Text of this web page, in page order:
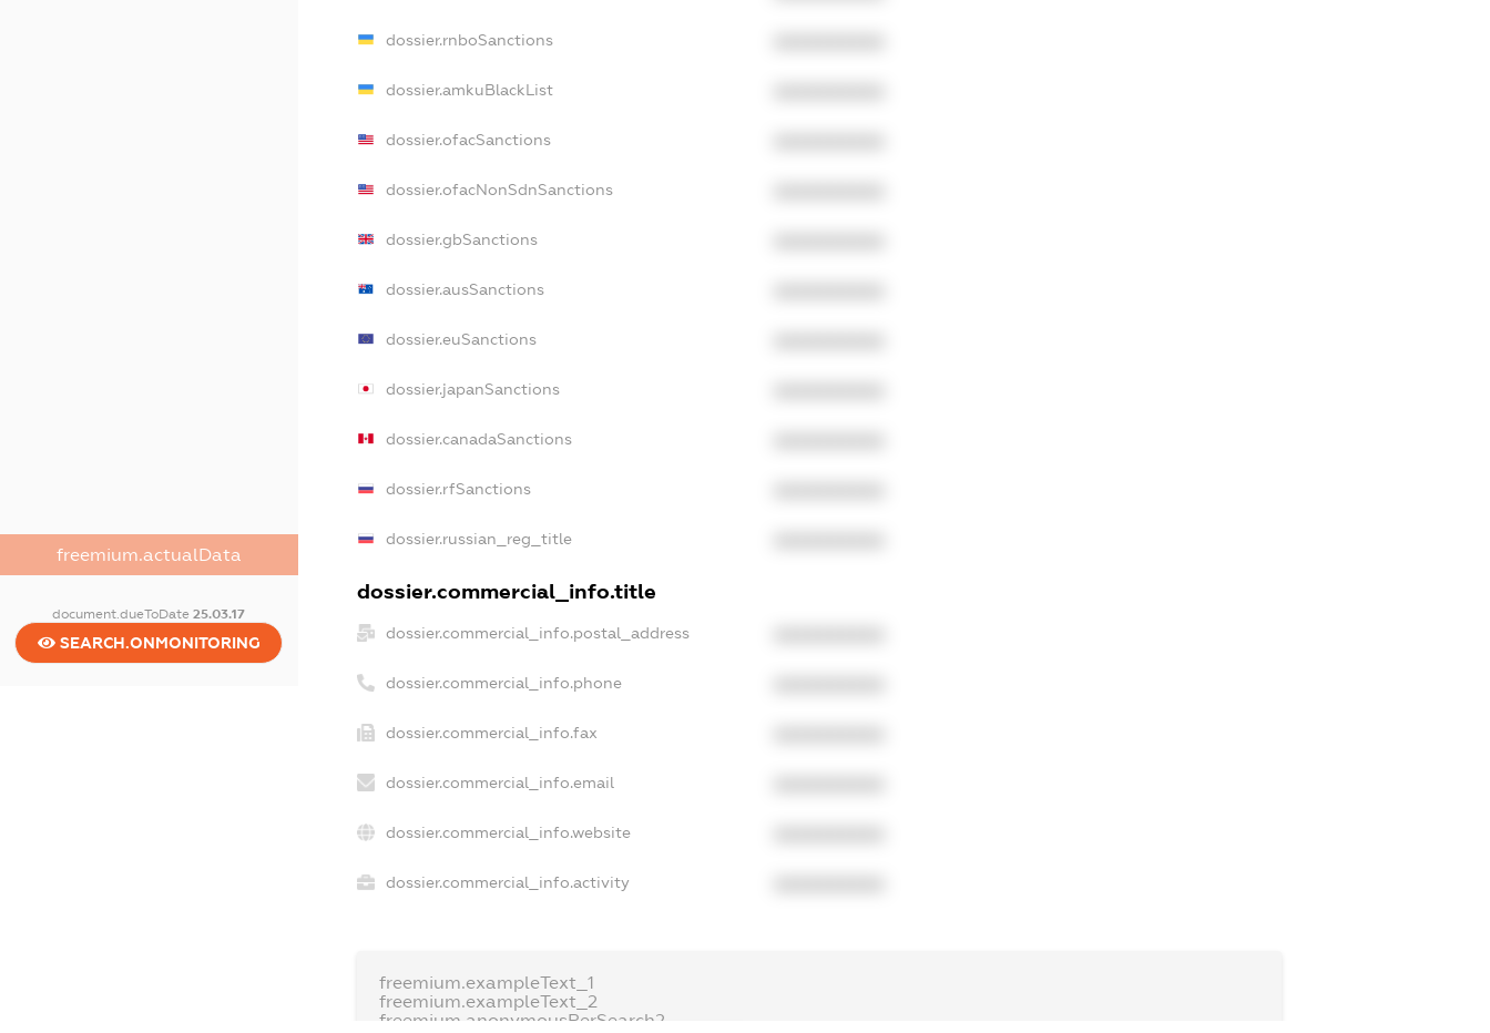
freemium.actualData
document.dueToDate25.03.17
SEARCH.ONMONITORING
dossier.rnboSanctions
dossier.amkuBlackList
dossier.ofacSanctions
dossier.ofacNonSdnSanctions
dossier.gbSanctions
dossier.ausSanctions
dossier.euSanctions
dossier.japanSanctions
dossier.canadaSanctions
dossier.rfSanctions
dossier.russian_reg_title
dossier.commercial_info.title
dossier.commercial_info.postal_address
dossier.commercial_info.phone
dossier.commercial_info.fax
dossier.commercial_info.email
dossier.commercial_info.website
dossier.commercial_info.activity
freemium.exampleText_1
freemium.exampleText_2
freemium.anonymousPerSearch2